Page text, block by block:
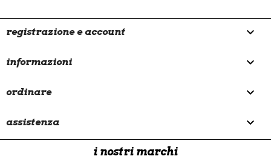
registrazione e account 
informazioni 
ordinare 
assistenza 
i nostri marchi